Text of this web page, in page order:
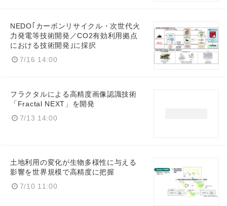
NEDO｢カーボンリサイクル・次世代火
力発電等技術開発／CO2有効利用拠点
における技術開発｣に採択
7/16 14:00
フラクタルによる高精度画像認識技術
「Fractal NEXT」を開発
7/13 14:00
土地利用の変化が生物多様性に与える
影響を世界規模で高精度に把握
7/10 11:00